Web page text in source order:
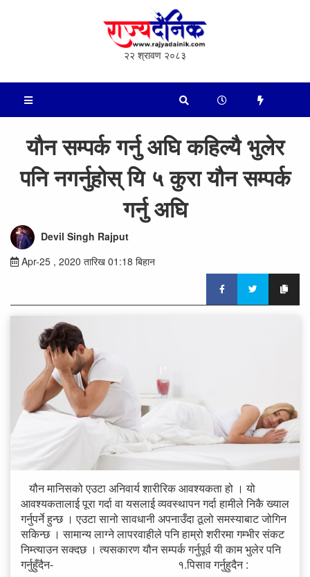
२२ श्रावण २०८३
यौन सम्पर्क गर्नु अघि कहिल्यै भुलेर
पनि नगर्नुहोस् यि ५ कुरा यौन सम्पर्क
गर्नु अघि
Devil Singh Rajput
Apr-25 , 2020 तारिख 01:18 बिहान
यौन मानिसको एउटा अनिवार्य शारीरिक आवश्यकता हो । यो
आवश्यकतालाई पूरा गर्दा वा यसलाई व्यवस्थापन गर्दा हामीले निकै ख्याल
गर्नुपर्ने हुन्छ । एउटा सानो सावधानी अपनाउँदा ठूलो समस्याबाट जोगिन
सकिन्छ । सामान्य लाग्ने लापरवाहीले पनि हाम्रो शरीरमा गम्भीर संकट
निम्त्याउन सक्दछ । त्यसकारण यौन सम्पर्क गर्नुपूर्व यी काम भुलेर पनि
गर्नुहुँदैन- १.पिसाव गर्नुहुदैन :